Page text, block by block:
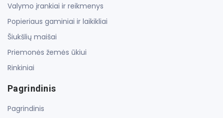
Valymo įrankiai ir reikmenys
Popieriaus gaminiai ir laikikliai
Šiukšlių maišai
Priemonės žemės ūkiui
Rinkiniai
Pagrindinis
Pagrindinis